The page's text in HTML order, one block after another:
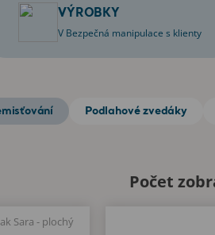
VÝROBKY
V Bezpečná manipulace s klienty
Podlahové zvedáky
Počet
Sara - plochý